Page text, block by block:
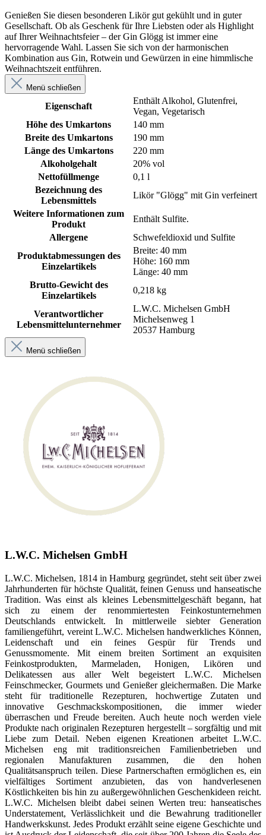
Genießen Sie diesen besonderen Likör gut gekühlt und in guter
Gesellschaft. Ob als Geschenk für Ihre Liebsten oder als Highlight
auf Ihrer Weihnachtsfeier – der Gin Glögg ist immer eine
hervorragende Wahl. Lassen Sie sich von der harmonischen
Kombination aus Gin, Rotwein und Gewürzen in eine himmlische
Weihnachtszeit entführen.
Menü schließen
Eigenschaft
Enthält Alkohol, Glutenfrei,
Vegan, Vegetarisch
Höhe des Umkartons
140 mm
Breite des Umkartons
190 mm
Länge des Umkartons
220 mm
Alkoholgehalt
20% vol
Nettofüllmenge
0,1 l
Bezeichnung des
Lebensmittels
Likör "Glögg" mit Gin verfeinert
Weitere Informationen zum
Produkt
Enthält Sulfite.
Allergene
Schwefeldioxid und Sulfite
Produktabmessungen des
Einzelartikels
Breite: 40 mm
Höhe: 160 mm
Länge: 40 mm
Brutto-Gewicht des
Einzelartikels
0,218 kg
Verantwortlicher
Lebensmittelunternehmer
L.W.C. Michelsen GmbH
Michelsenweg 1
20537 Hamburg
Menü schließen
L.W.C. Michelsen GmbH
L.W.C. Michelsen, 1814 in Hamburg gegründet, steht seit über zwei
Jahrhunderten für höchste Qualität, feinen Genuss und hanseatische
Tradition. Was einst als kleines Lebensmittelgeschäft begann, hat
sich zu einem der renommiertesten Feinkostunternehmen
Deutschlands entwickelt. In mittlerweile siebter Generation
familiengeführt, vereint L.W.C. Michelsen handwerkliches Können,
Leidenschaft und ein feines Gespür für Trends und
Genussmomente. Mit einem breiten Sortiment an exquisiten
Feinkostprodukten, Marmeladen, Honigen, Likören und
Delikatessen aus aller Welt begeistert L.W.C. Michelsen
Feinschmecker, Gourmets und Genießer gleichermaßen. Die Marke
steht für traditionelle Rezepturen, hochwertige Zutaten und
innovative Geschmackskompositionen, die immer wieder
überraschen und Freude bereiten. Auch heute noch werden viele
Produkte nach originalen Rezepturen hergestellt – sorgfältig und mit
Liebe zum Detail. Neben eigenen Kreationen arbeitet L.W.C.
Michelsen eng mit traditionsreichen Familienbetrieben und
regionalen Manufakturen zusammen, die den hohen
Qualitätsanspruch teilen. Diese Partnerschaften ermöglichen es, ein
vielfältiges Sortiment anzubieten, das von handverlesenen
Köstlichkeiten bis hin zu außergewöhnlichen Geschenkideen reicht.
L.W.C. Michelsen bleibt dabei seinen Werten treu: hanseatisches
Understatement, Verlässlichkeit und die Bewahrung traditioneller
Handwerkskunst. Jedes Produkt erzählt seine eigene Geschichte und